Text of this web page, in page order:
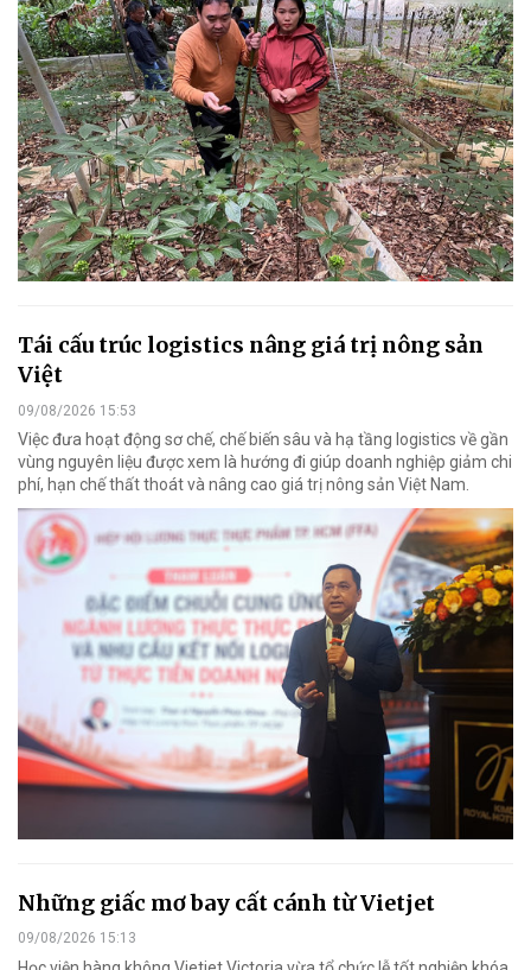
Tái cấu trúc logistics nâng giá trị nông sản
Việt
09/08/2026 15:53
Việc đưa hoạt động sơ chế, chế biến sâu và hạ tầng logistics về gần
vùng nguyên liệu được xem là hướng đi giúp doanh nghiệp giảm chi
phí, hạn chế thất thoát và nâng cao giá trị nông sản Việt Nam.
Những giấc mơ bay cất cánh từ Vietjet
09/08/2026 15:13